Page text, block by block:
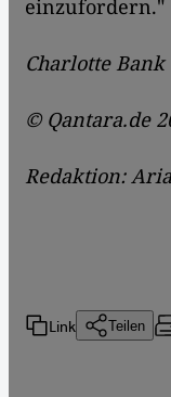
einzufordern."
Charlotte Bank
© Qantara.de
Redaktion:
Link Teilen